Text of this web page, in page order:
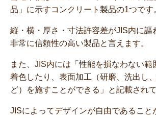
品」に示すコンクリート製品の1つです
縦・横・厚さ・寸法許容差がJIS内に謳
非常に信頼性の高い製品と言えます。
また、JIS内には「性能を損なわない範
着色したり、表面加工（研磨、洗出し
ど）を施すことができる」と記載されて
JISによってデザインが自由であること